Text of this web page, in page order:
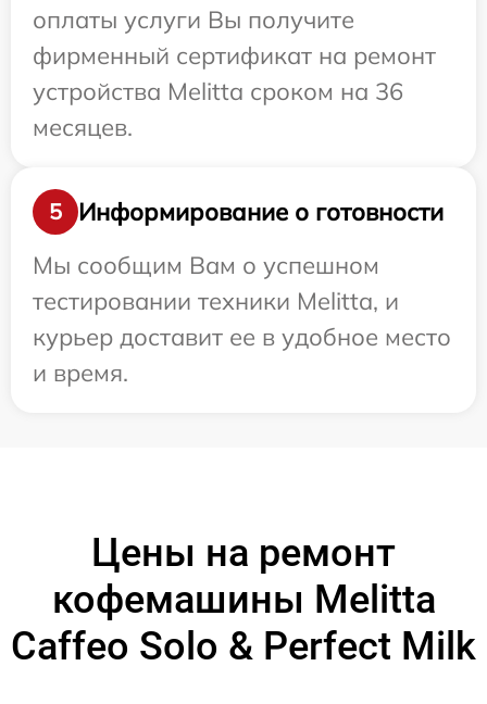
оплаты услуги Вы получите
фирменный сертификат на ремонт
устройства Melitta сроком на 36
месяцев.
5
Информирование о готовности
Мы сообщим Вам о успешном
тестировании техники Melitta, и
курьер доставит ее в удобное место
и время.
Цены на ремонт
кофемашины Melitta
Caffeo Solo & Perfect Milk